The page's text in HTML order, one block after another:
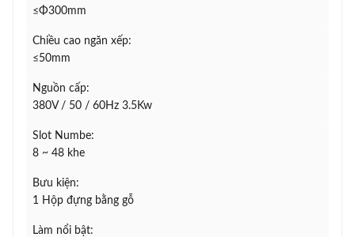
≤Φ300mm
Chiều cao ngăn xếp:
≤50mm
Nguồn cấp:
380V / 50 / 60Hz 3.5Kw
Slot Numbe:
8 ~ 48 khe
Bưu kiện:
1 Hộp đựng bằng gỗ
Làm nổi bật: